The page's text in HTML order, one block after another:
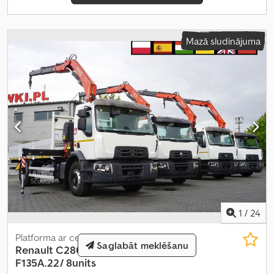
Mazā sludinājuma
1 / 24
Platforma ar celtni
Renault C280 DTI 8/ FASSI crane
F135A.22/ 8units
Saglabāt meklēšanu